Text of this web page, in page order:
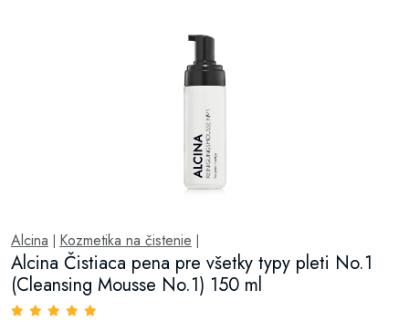
Alcina Kozmetika na čistenie
Alcina Čistiaca pena pre všetky typy pleti No.1
(Cleansing Mousse No.1) 150 ml